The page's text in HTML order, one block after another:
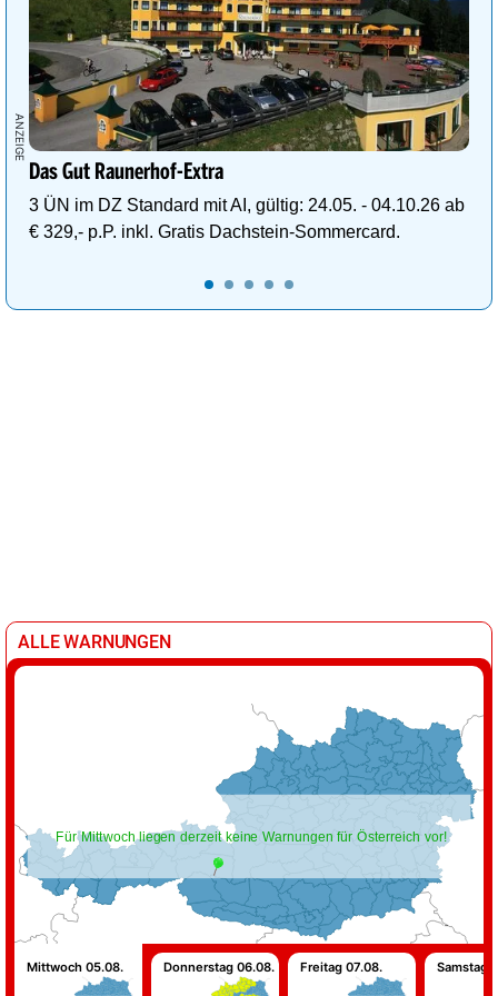
Das Gut Raunerhof-Extra
3 ÜN im DZ Standard mit AI, gültig: 24.05. - 04.10.26 ab
€ 329,- p.P. inkl. Gratis Dachstein-Sommercard.
ALLE WARNUNGEN
Für Mittwoch liegen derzeit keine Warnungen für Österreich vor!
Mittwoch 05.08. Donnerstag 06.08. Freitag 07.08. Samstag